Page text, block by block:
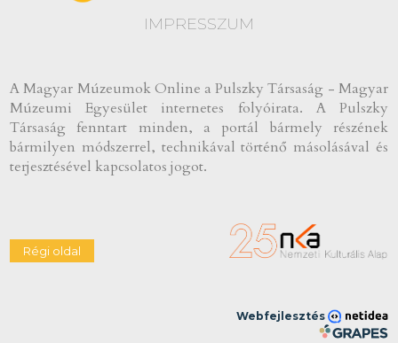
IMPRESSZUM
A Magyar Múzeumok Online a Pulszky Társaság - Magyar
Múzeumi Egyesület internetes folyóirata. A Pulszky
Társaság fenntart minden, a portál bármely részének
bármilyen módszerrel, technikával történő másolásával és
terjesztésével kapcsolatos jogot.
Webfejlesztés